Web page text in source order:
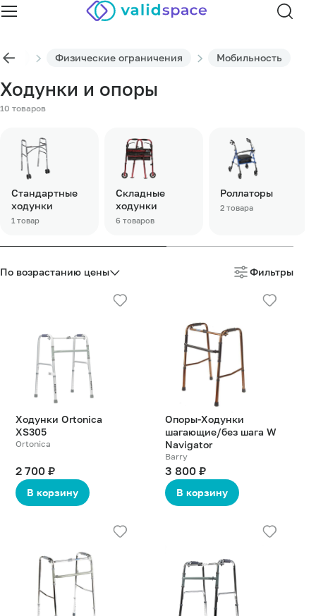
Физические ограничения Мобильность
Ходунки и опоры
10 товаров
Стандартные
ходунки
1 товар
Складные
ходунки
6 товаров
Роллаторы
2 товара
По возрастанию цены Фильтры
Ходунки Ortonica
XS305
Ortonica
2 700 ₽
В корзину
товаре
Опоры-Ходунки
шагающие/без шага W
Navigator
Barry
3 800 ₽
В корзину
товаре
товаре
товаре